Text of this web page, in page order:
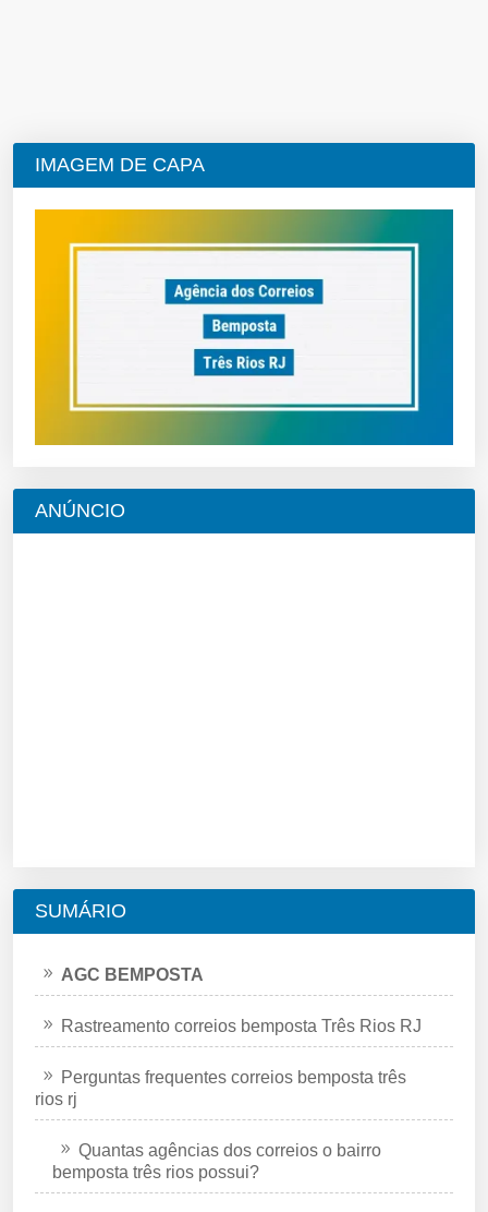
IMAGEM DE CAPA
ANÚNCIO
SUMÁRIO
AGC BEMPOSTA
Rastreamento correios bemposta Três Rios RJ
Perguntas frequentes correios bemposta três
rios rj
Quantas agências dos correios o bairro
bemposta três rios possui?